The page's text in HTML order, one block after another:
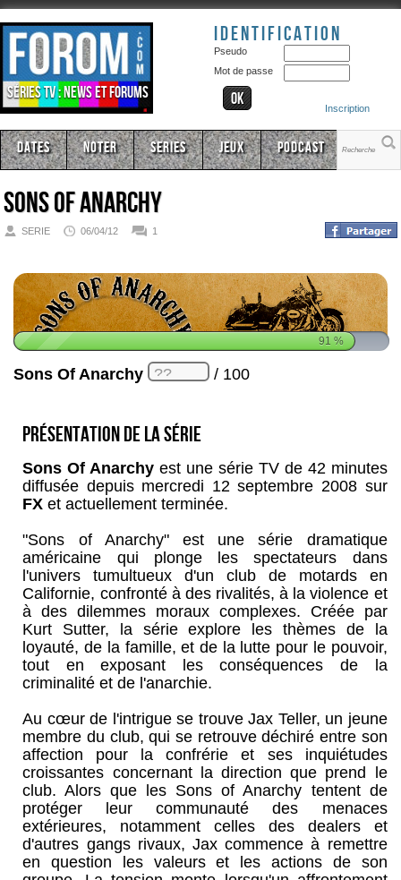
Séries TV : news et forums
Identification
Pseudo
Mot de passe
Inscription
Dates Noter Series Jeux Podcast
Sons Of Anarchy
SERIE 06/04/12 1
91%
Sons Of Anarchy / 100
Présentation de la série
Sons Of Anarchy est une série TV de 42 minutes
diffusée depuis mercredi 12 septembre 2008 sur
FX et actuellement terminée.
"Sons of Anarchy" est une série dramatique
américaine qui plonge les spectateurs dans
l'univers tumultueux d'un club de motards en
Californie, confronté à des rivalités, à la violence et
à des dilemmes moraux complexes. Créée par
Kurt Sutter, la série explore les thèmes de la
loyauté, de la famille, et de la lutte pour le pouvoir,
tout en exposant les conséquences de la
criminalité et de l'anarchie.
Au cœur de l'intrigue se trouve Jax Teller, un jeune
membre du club, qui se retrouve déchiré entre son
affection pour la confrérie et ses inquiétudes
croissantes concernant la direction que prend le
club. Alors que les Sons of Anarchy tentent de
protéger leur communauté des menaces
extérieures, notamment celles des dealers et
d'autres gangs rivaux, Jax commence à remettre
en question les valeurs et les actions de son